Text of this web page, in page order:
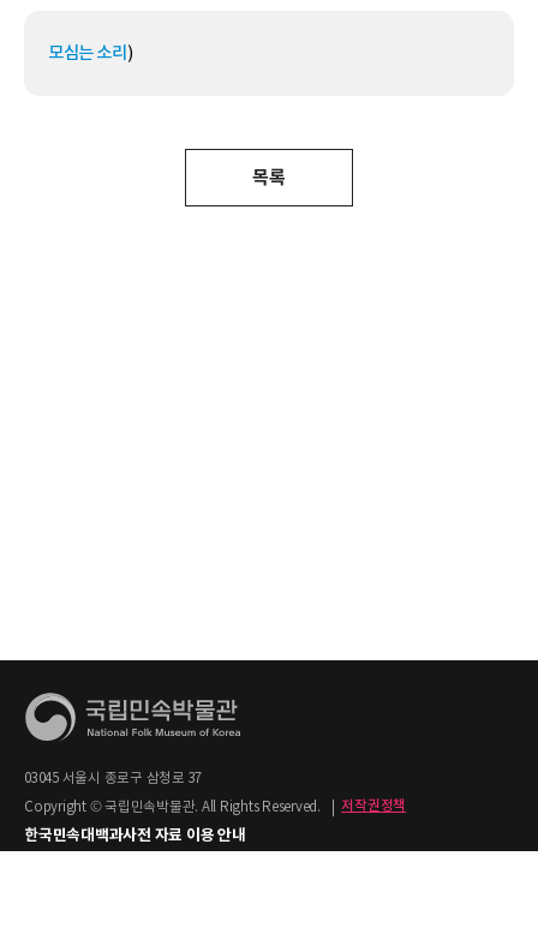
모심는 소리 )
목록
03045 서울시 종로구 삼청로 37
Copyright © 국립민속박물관. All Rights Reserved.
저작권정책
한국민속대백과사전 자료 이용 안내